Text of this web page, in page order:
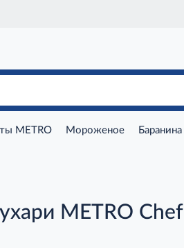
METRO Мороженое Баранина
METRO Chef